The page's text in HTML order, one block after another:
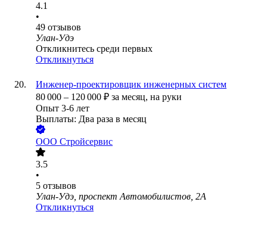
4.1
•
49 отзывов
Улан-Удэ
Откликнитесь среди первых
Откликнуться
Инженер-проектировщик инженерных систем
80 000 – 120 000 ₽ за месяц, на руки
Опыт 3-6 лет
Выплаты: Два раза в месяц
ООО Стройсервис
3.5
•
5 отзывов
Улан-Удэ, проспект Автомобилистов, 2А
Откликнуться